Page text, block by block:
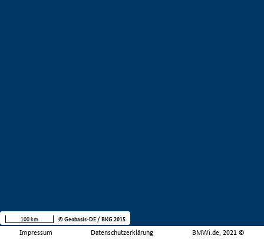
Impressum Datenschutzerklärung BMWi.de, 2021 ©
100 km © Geobasis-DE / BKG 2015